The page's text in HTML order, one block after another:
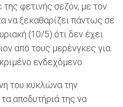
φετινής σεζόν, με τον
να ξεκαθαρίζει πάντως σε
(10/5) ότι δεν έχει
από τους μερένγκες για
ενδεχόμενο.
του κυκλώνα την
αποδυτήριά της να